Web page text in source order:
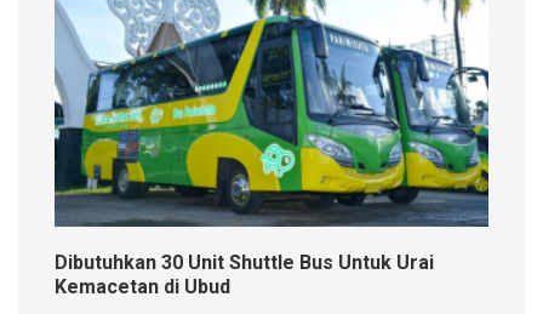
Dibutuhkan 30 Unit Shuttle Bus Untuk Urai
Kemacetan di Ubud